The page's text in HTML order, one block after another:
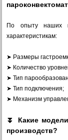
По опыту наших
характеристикам:
➤ Размеры
➤ Количество
➤ Тип
➤ Тип подключения;
➤ Механизм
⏬ Какие
производств?